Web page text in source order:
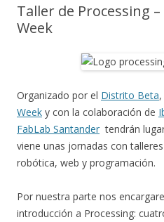
Taller de Processing
Week
Organizado por el Distrito Beta
Week y con la colaboración de
FabLab Santander tendrán
viene unas jornadas con
robótica, web y programación.
Por nuestra parte nos
introducción a Processing: